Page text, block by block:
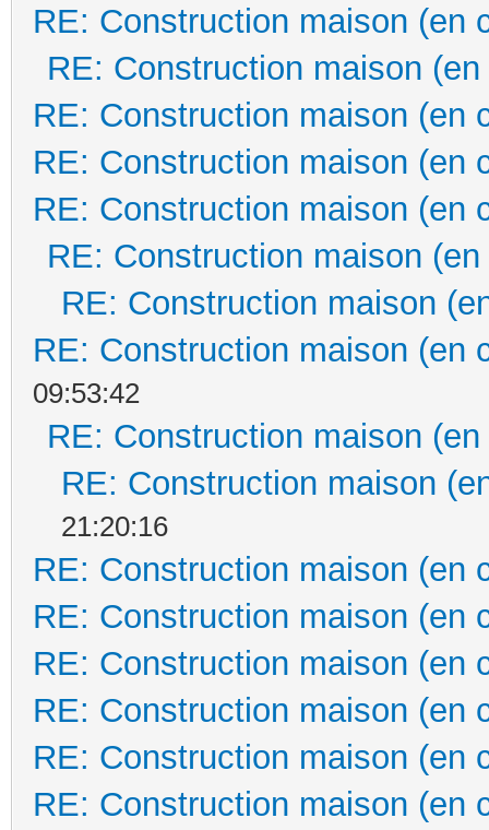
RE: Construction maison (en
RE: Construction maison
RE: Construction maison (en
RE: Construction maison (en
RE: Construction maison (en
RE: Construction maison
RE: Construction maison
RE: Construction maison (en
09:53:42
RE: Construction maison
RE: Construction maison
21:20:16
RE: Construction maison (en
RE: Construction maison (en
RE: Construction maison (en
RE: Construction maison (en
RE: Construction maison (en
RE: Construction maison (en